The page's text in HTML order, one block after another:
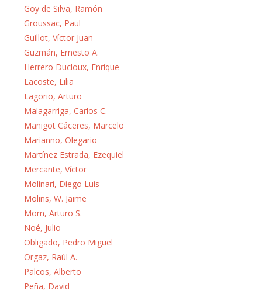
Goy de Silva, Ramón
Groussac, Paul
Guillot, Víctor Juan
Guzmán, Ernesto A.
Herrero Ducloux, Enrique
Lacoste, Lilia
Lagorio, Arturo
Malagarriga, Carlos C.
Manigot Cáceres, Marcelo
Marianno, Olegario
Martínez Estrada, Ezequiel
Mercante, Víctor
Molinari, Diego Luis
Molins, W. Jaime
Mom, Arturo S.
Noé, Julio
Obligado, Pedro Miguel
Orgaz, Raúl A.
Palcos, Alberto
Peña, David